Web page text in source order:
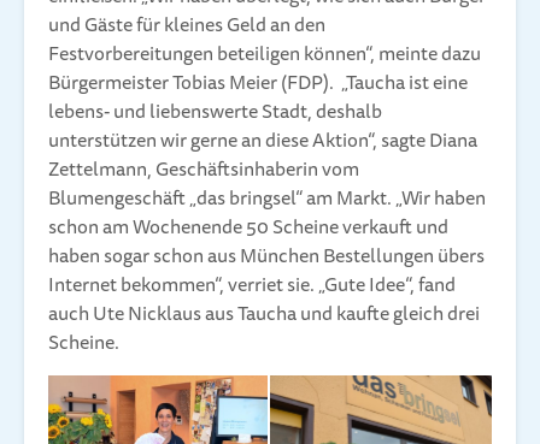
und Gäste für kleines Geld an den
Festvorbereitungen beteiligen können“, meinte dazu
Bürgermeister Tobias Meier (FDP). „Taucha ist eine
lebens- und liebenswerte Stadt, deshalb
unterstützen wir gerne an diese Aktion“, sagte Diana
Zettelmann, Geschäftsinhaberin vom
Blumengeschäft „das bringsel“ am Markt. „Wir haben
schon am Wochenende 50 Scheine verkauft und
haben sogar schon aus München Bestellungen übers
Internet bekommen“, verriet sie. „Gute Idee“, fand
auch Ute Nicklaus aus Taucha und kaufte gleich drei
Scheine.